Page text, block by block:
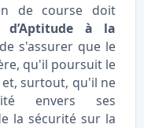
de course doit
d’Aptitude à la
s'assurer que le
qu'il poursuit le
surtout, qu'il ne
envers ses
la sécurité sur la